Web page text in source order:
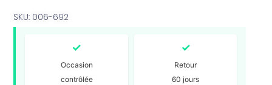
SKU: 006-692
✓
Occasion
contrôlée
✓
Retour
60 jours